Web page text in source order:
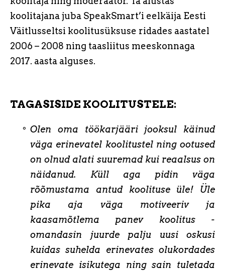
koolitajana juba SpeakSmart’i eelkäija Eesti
Väitlusseltsi koolitusüksuse ridades aastatel
2006 – 2008 ning taasliitus meeskonnaga
2017. aasta alguses.
TAGASISIDE KOOLITUSTELE:
Olen oma töökarjääri jooksul käinud
väga erinevatel koolitustel ning ootused
on olnud alati suuremad kui reaalsus on
näidanud. Küll aga pidin väga
rõõmustama antud koolituse üle! Üle
pika aja väga motiveeriv ja
kaasamõtlema panev koolitus -
omandasin juurde palju uusi oskusi
kuidas suhelda erinevates olukordades
erinevate isikutega ning sain tuletada